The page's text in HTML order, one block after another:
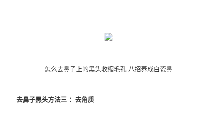
怎么去鼻子上的黑头收缩毛孔 八招养成白瓷鼻
去鼻子黑头方法三 ：去角质